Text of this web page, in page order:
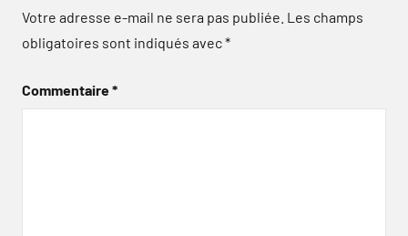
Votre adresse e-mail ne sera pas publiée. Les champs
obligatoires sont indiqués avec*
Commentaire*